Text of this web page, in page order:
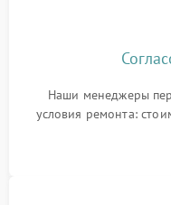
Наши менеджеры
условия ремонта: